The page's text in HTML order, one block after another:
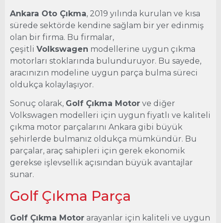
Ankara Oto Çıkma, 2019 yılında kurulan ve kısa
sürede sektörde kendine sağlam bir yer edinmiş
olan bir firma. Bu firmalar,
çeşitli Volkswagen modellerine uygun çıkma
motorları stoklarında bulunduruyor. Bu sayede,
aracınızın modeline uygun parça bulma süreci
oldukça kolaylaşıyor.
Sonuç olarak, Golf Çıkma Motor ve diğer
Volkswagen modelleri için uygun fiyatlı ve kaliteli
çıkma motor parçalarını Ankara gibi büyük
şehirlerde bulmanız oldukça mümkündür. Bu
parçalar, araç sahipleri için gerek ekonomik
gerekse işlevsellik açısından büyük avantajlar
sunar.
Golf Çıkma Parça
Golf Çıkma Motor arayanlar için kaliteli ve uygun